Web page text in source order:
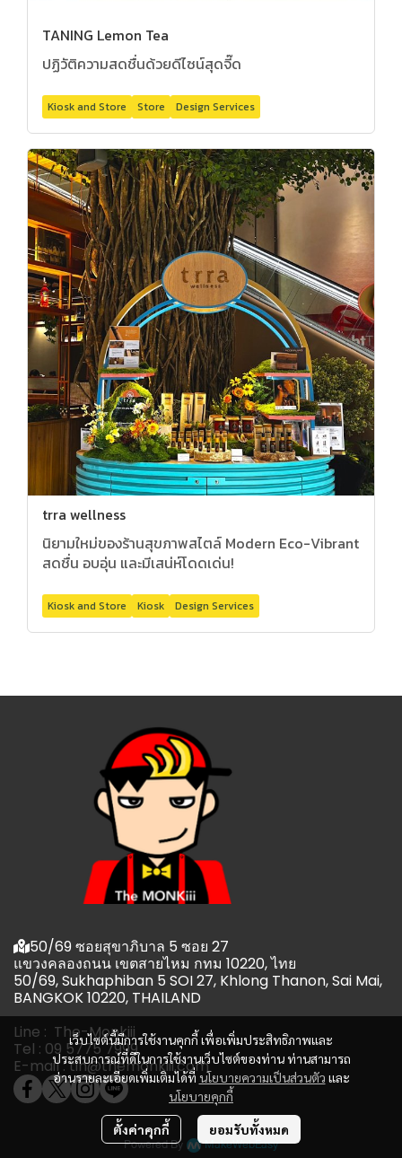
TANING Lemon Tea
ปฏิวัติความสดชื่นด้วยดีไซน์สุดจี๊ด
Kiosk and Store Store Design Services
trra wellness
นิยามใหม่ของร้านสุขภาพสไตล์ Modern Eco-Vibrant
สดชื่น อบอุ่น และมีเสน่ห์โดดเด่น!
Kiosk and Store Kiosk Design Services
เว็บไซต์นี้มีการใช้งานคุกกี้ เพื่อเพิ่มประสิทธิภาพและ
ประสบการณ์ที่ดีในการใช้งานเว็บไซต์ของท่าน ท่านสามารถ
อ่านรายละเอียดเพิ่มเติมได้ที่ นโยบายความเป็นส่วนตัว และ
นโยบายคุกกี้
ตั้งค่าคุกกี้ ยอมรับทั้งหมด
50/69 ซอยสุขาภิบาล 5 ซอย 27
แขวงคลองถนน เขตสายไหม กทม 10220, ไทย
50/69, Sukhaphiban 5 SOI 27, Khlong Thanon, Sai Mai,
BANGKOK 10220, THAILAND
Line : The-Monkiii
Tel : 09 5775 7999
E-mail : tin@themonkiii.com
Powered By MakeWebEasy